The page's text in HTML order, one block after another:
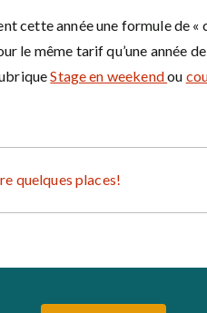
cette année une formule de «
le même tarif qu’une année
Stage en weekendou
quelques places!